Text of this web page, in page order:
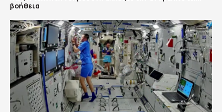
βοήθεια